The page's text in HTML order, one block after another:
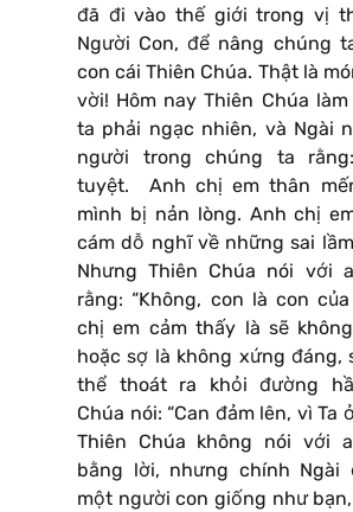
đã đi vào thế giới trong vị
Người Con, để nâng chúng
con cái Thiên Chúa. Thật là
vời! Hôm nay Thiên Chúa
ta phải ngạc nhiên, và Ngài
người trong chúng ta
tuyệt. Anh chị em thân
mình bị nản lòng. Anh chị
cám dỗ nghĩ về những sai
Nhưng Thiên Chúa nói với
rằng: “Không, con là con của
chị em cảm thấy là sẽ
hoặc sợ là không xứng đáng,
thể thoát ra khỏi đường
Chúa nói: “Can đảm lên, vì Ta
Thiên Chúa không nói với
bằng lời, nhưng chính Ngài
một người con giống như